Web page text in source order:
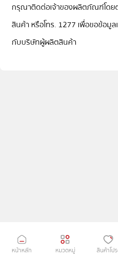
กรุณาติดต่อเจ้าของผลิตภัณฑ์โดย
สินค้า หรือโทร. 1277 เพื่อขอข้อมูล
กับบริษัทผู้ผลิตสินค้า
หน้าหลัก หมวดหมู่ สินค้าโป